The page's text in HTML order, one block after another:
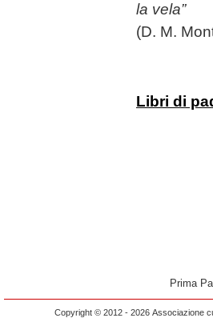
la vela”
(D. M.
Libri di
Prima
Copyright © 2012 - 2026 Associazione